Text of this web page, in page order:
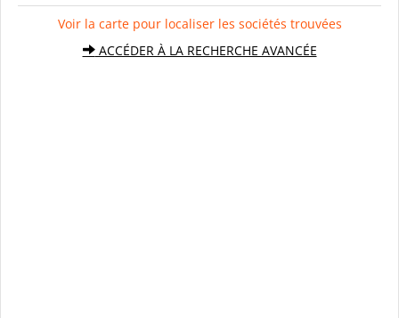
Voir la carte pour localiser les sociétés trouvées
ACCÉDER À LA RECHERCHE AVANCÉE